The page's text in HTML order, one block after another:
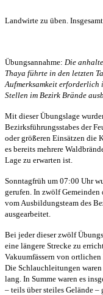
Landwirte zu üben.
Übungsannahme: Die
Thaya führte in den letzten
Aufmerksamkeit erforderlich
Stellen im Bezirk Brände
Mit dieser Übungslage
Bezirksführungsstabes der
oder größeren Einsätzen die
es bereits mehrere
Lage zu erwarten ist.
Sonntagfrüh um 07:00 Uhr
gerufen. In zwölf Gemeinden
vom Ausbildungsteam des
ausgearbeitet.
Bei jeder dieser zwölf
eine längere Strecke zu
Vakuumfässern von ortlichen
Die Schlauchleitungen
lang. In Summe waren es
– teils über steiles Gelände